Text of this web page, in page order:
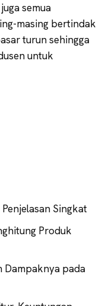
semua
masing bertindak
turun sehingga
untuk
Singkat
Produk
Dampaknya pada